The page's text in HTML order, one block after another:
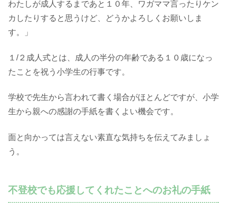
わたしが成人するまであと１０年、ワガママ言ったりケン
カしたりすると思うけど、どうかよろしくお願いしま
す。」
１/２成人式とは、成人の半分の年齢である１０歳になっ
たことを祝う小学生の行事です。
学校で先生から言われて書く場合がほとんどですが、小学
生から親への感謝の手紙を書くよい機会です。
面と向かっては言えない素直な気持ちを伝えてみましょ
う。
不登校でも応援してくれたことへのお礼の手紙